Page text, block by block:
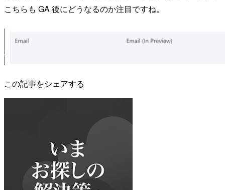
こちらも GA 後にどうなるのか注目ですね。
この記事をシェアする